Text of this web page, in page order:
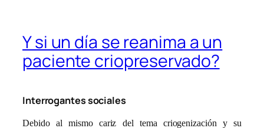
Y si un día se reanima a un
paciente criopreservado?
Interrogantes sociales
Debido al mismo cariz del tema criogenización y su